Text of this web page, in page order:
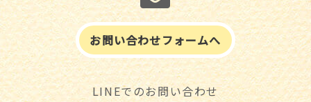
お問い合わせフォームへ
LINEでのお問い合わせ